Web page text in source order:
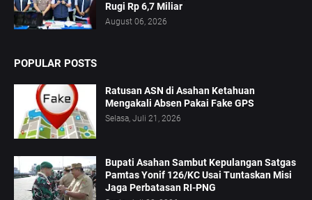
Rugi Rp 6,7 Miliar
August 06, 2026
POPULAR POSTS
Ratusan ASN di Asahan Ketahuan
Mengakali Absen Pakai Fake GPS
Selasa, Juli 21, 2026
Bupati Asahan Sambut Kepulangan Satgas
Pamtas Yonif 126/KC Usai Tuntaskan Misi
Jaga Perbatasan RI-PNG